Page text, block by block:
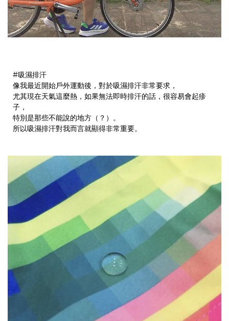
#吸濕排汗
像我最近開始戶外運動後，對於吸濕排汗非常要求，
尤其現在天氣這麼熱，如果無法即時排汗的話，很容易會起疹
子，
特別是那些不能說的地方（？）。
所以吸濕排汗對我而言就顯得非常重要。